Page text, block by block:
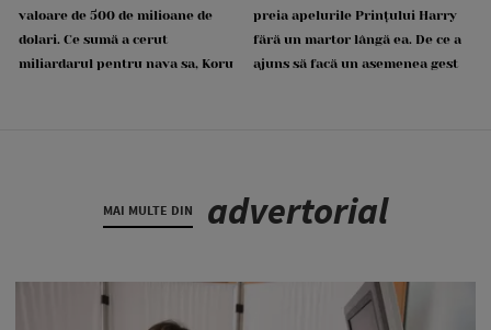
valoare de 500 de milioane de
dolari. Ce sumă a cerut
miliardarul pentru nava sa, Koru
preia apelurile Prințului Harry
fără un martor lângă ea. De ce a
ajuns să facă un asemenea gest
MAI MULTE DIN advertorial